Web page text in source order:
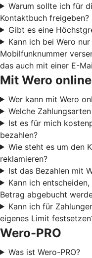
Warum sollte ich für
Kontaktbuch freigeben?
Gibt es eine
Kann ich bei Wero
Mobilfunknummer
das auch mit einer E-
Mit Wero
Wer kann mit Wero
Welche
Ist es für mich
bezahlen?
Wie steht es um den
reklamieren?
Ist das Bezahlen mit
Kann ich
Betrag abgebucht
Kann ich für
eigenes Limit
Wero-PRO
Was ist Wero-PRO?